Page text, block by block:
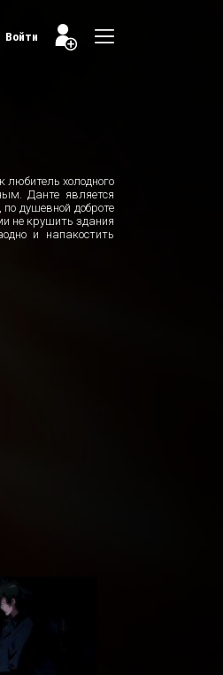
Войти
любитель холодного
Данте является
душевной доброте
не крушить здания
и напакостить